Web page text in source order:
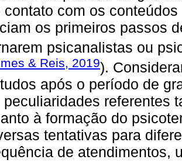
contato com os
os primeiros passos
psicanalistas ou
& Reis, 2019).
após o período de
peculiaridades referentes
à formação do
tentativas para
de atendimentos,